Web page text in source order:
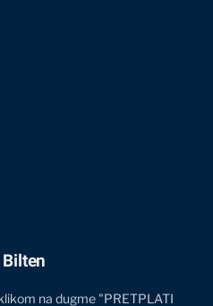
na dugme "PRETPLATI